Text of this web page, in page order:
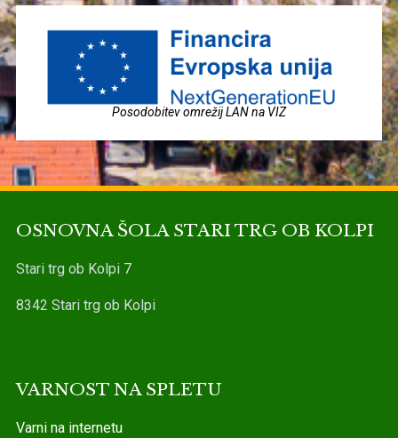
Posodobitev omrežij LAN na VIZ
OSNOVNA ŠOLA STARI TRG OB KOLPI
Stari trg ob Kolpi 7
8342 Stari trg ob Kolpi
VARNOST NA SPLETU
Varni na internetu